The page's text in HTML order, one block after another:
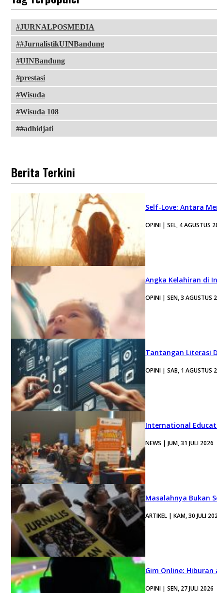
JURNALPOSMEDIA
#JurnalistikUINBandung
UINBandung
prestasi
Wisuda
Wisuda 108
#adhidjati
Berita Terkini
Self-Love: Antara
OPINI | SEL, 4 AGUSTUS
Angka Kelahiran di
OPINI | SEN, 3 AGUSTUS
Tantangan Literasi
OPINI | SAB, 1 AGUSTUS
International
NEWS | JUM, 31 JULI 2026
Masalahnya Bukan
ARTIKEL | KAM, 30 JULI
Gim Online:
OPINI | SEN, 27 JULI 2026